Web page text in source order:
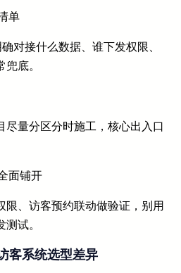
单
对接什么数据、谁下发权限、
底。
尽量分区分时施工，核心出入口
面铺开
限、访客预约联动做验证，别用
试。
客系统选型差异